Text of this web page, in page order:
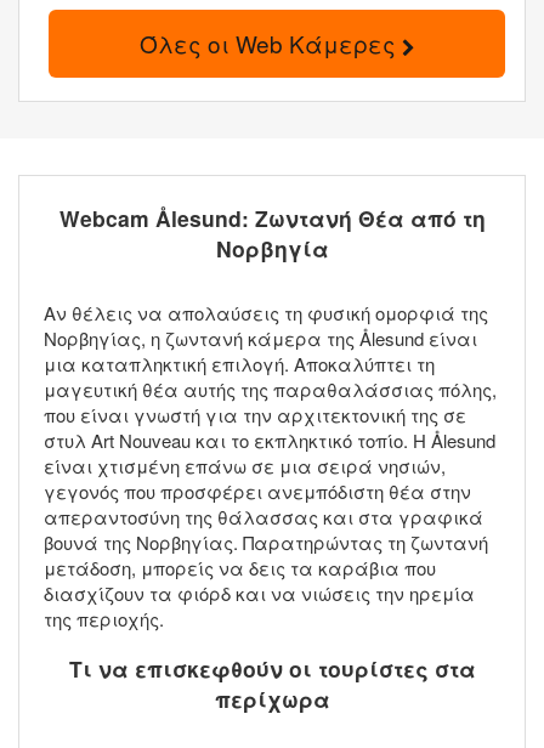
Όλες οι Web Κάμερες
Webcam Ålesund: Ζωντανή Θέα από τη
Νορβηγία
Αν θέλεις να απολαύσεις τη φυσική ομορφιά της
Νορβηγίας, η ζωντανή κάμερα της Ålesund είναι
μια καταπληκτική επιλογή. Αποκαλύπτει τη
μαγευτική θέα αυτής της παραθαλάσσιας πόλης,
που είναι γνωστή για την αρχιτεκτονική της σε
στυλ Art Nouveau και το εκπληκτικό τοπίο. Η Ålesund
είναι χτισμένη επάνω σε μια σειρά νησιών,
γεγονός που προσφέρει ανεμπόδιστη θέα στην
απεραντοσύνη της θάλασσας και στα γραφικά
βουνά της Νορβηγίας. Παρατηρώντας τη ζωντανή
μετάδοση, μπορείς να δεις τα καράβια που
διασχίζουν τα φιόρδ και να νιώσεις την ηρεμία
της περιοχής.
Τι να επισκεφθούν οι τουρίστες στα
περίχωρα